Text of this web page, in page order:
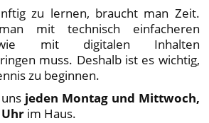
zu lernen, braucht man Zeit.
mit technisch einfacheren
mit digitalen Inhalten
muss. Deshalb ist es wichtig,
zu beginnen.
jeden Montag und Mittwoch,
Uhr im Haus.